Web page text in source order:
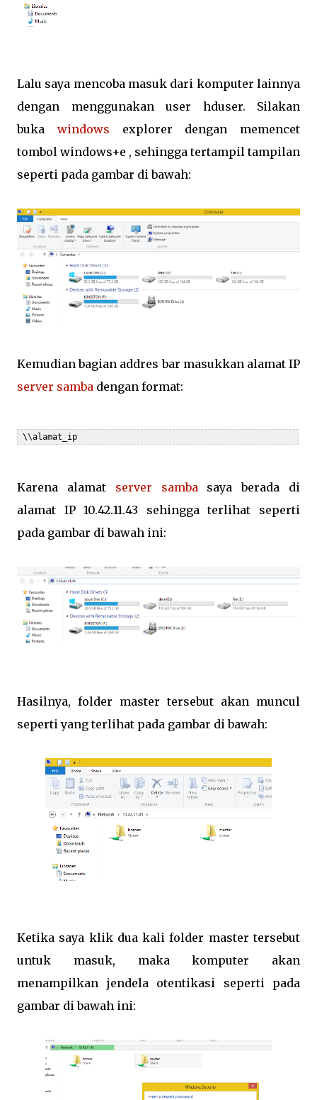
Lalu saya mencoba masuk dari komputer lainnya
dengan menggunakan user hduser. Silakan
buka windows explorer dengan memencet
tombol windows+e , sehingga tertampil tampilan
seperti pada gambar di bawah:
Kemudian bagian addres bar masukkan alamat IP
server samba dengan format:
\\alamat_ip
Karena alamat server samba saya berada di
alamat IP 10.42.11.43 sehingga terlihat seperti
pada gambar di bawah ini:
Hasilnya, folder master tersebut akan muncul
seperti yang terlihat pada gambar di bawah:
Ketika saya klik dua kali folder master tersebut
untuk masuk, maka komputer akan
menampilkan jendela otentikasi seperti pada
gambar di bawah ini: